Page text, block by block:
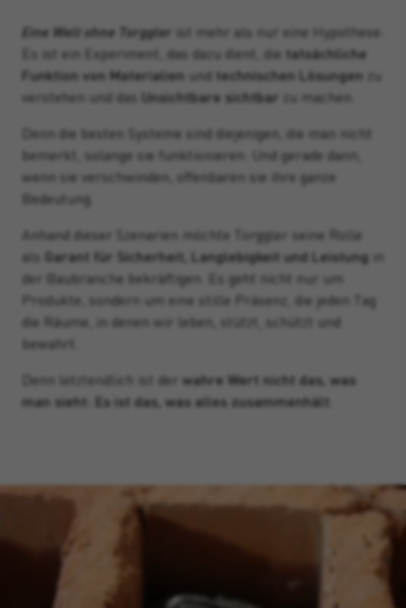
Eine Welt ohne Torggler ist mehr als nur eine Hypothese:
Es ist ein Experiment, das dazu dient, die tatsächliche
Funktion von Materialien und technischen Lösungen zu
verstehen und das Unsichtbare sichtbar
zu machen.
Denn die besten Systeme sind diejenigen, die man nicht
bemerkt, solange sie funktionieren. Und gerade dann,
wenn sie verschwinden, offenbaren sie ihre ganze
Bedeutung.
Anhand dieser Szenarien möchte Torggler seine Rolle
als Garant für Sicherheit, Langlebigkeit und Leistung in
der Baubranche bekräftigen. Es geht nicht nur um
Produkte, sondern um eine stille Präsenz, die jeden Tag
die Räume, in denen wir leben, stützt, schützt und
bewahrt.
Denn letztendlich ist der wahre Wert nicht das, was
man sieht: Es ist das, was alles zusammenhält